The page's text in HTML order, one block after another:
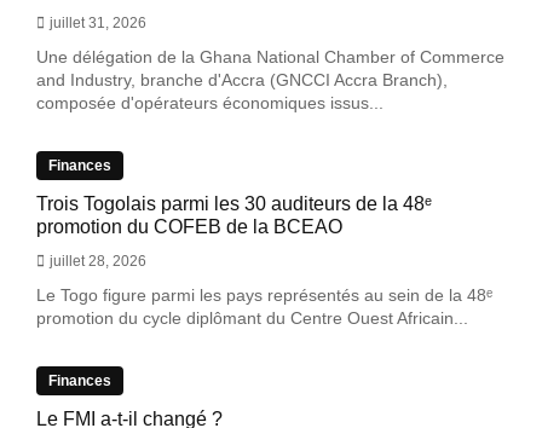
juillet 31, 2026
Une délégation de la Ghana National Chamber of Commerce
and Industry, branche d'Accra (GNCCI Accra Branch),
composée d'opérateurs économiques issus...
Finances
Trois Togolais parmi les 30 auditeurs de la 48ᵉ
promotion du COFEB de la BCEAO
juillet 28, 2026
Le Togo figure parmi les pays représentés au sein de la 48ᵉ
promotion du cycle diplômant du Centre Ouest Africain...
Finances
Le FMI a-t-il changé ?